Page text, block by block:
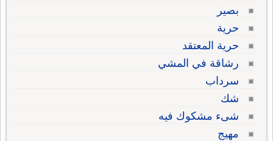
بصير
حرية
حرية المعتقد
رشاقة في المشي
سرداب
شك
شىء مشكوك فيه
مهيج